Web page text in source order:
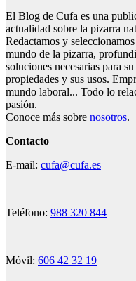
El Blog de Cufa es una
actualidad sobre la pizarra
Redactamos y
mundo de la pizarra,
soluciones necesarias para
propiedades y sus usos.
mundo laboral... Todo lo
pasión.
Conoce más sobre nosotros.
Contacto
E-mail: cufa@cufa.es
Teléfono: 988 320 844
Móvil: 606 42 32 19